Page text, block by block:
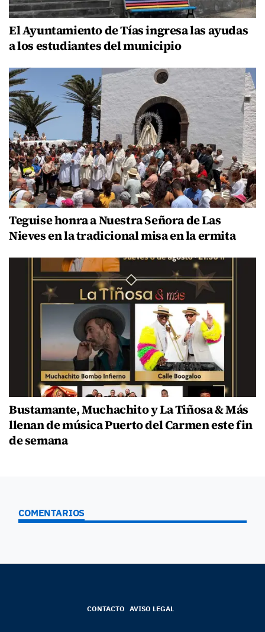
El Ayuntamiento de Tías ingresa las ayudas
a los estudiantes del municipio
Teguise honra a Nuestra Señora de Las
Nieves en la tradicional misa en la ermita
Bustamante, Muchachito y La Tiñosa & Más
llenan de música Puerto del Carmen este fin
de semana
COMENTARIOS
CONTACTO AVISO LEGAL